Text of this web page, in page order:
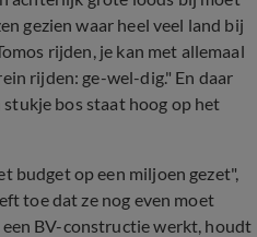
gezien waar heel veel land bij
rijden, je kan met allemaal
rijden: ge-wel-dig." En daar
bos staat hoog op het
budget op een miljoen gezet",
toe dat ze nog even moet
BV-constructie werkt, houdt